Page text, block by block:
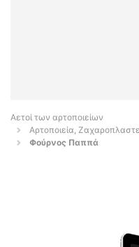
Αετοί των αρτοποιείων
Αρτοποιεία,
Φούρνος Παππά